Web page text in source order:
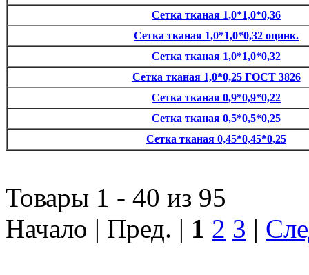
Сетка тканая 1,0*1,0*0,36
Сетка тканая 1,0*1,0*0,32 оцинк.
Сетка тканая 1,0*1,0*0,32
Сетка тканая 1,0*0,25 ГОСТ 3826
Сетка тканая 0,9*0,9*0,22
Сетка тканая 0,5*0,5*0,25
Сетка тканая 0,45*0,45*0,25
Товары 1 - 40 из 95
Начало | Пред. | 1 2 3 |